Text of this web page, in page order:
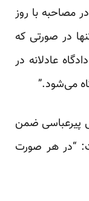
مصاحبه با روز
در صورتی که
عادلانه در
می‌شود.”
پیرعباسی ضمن
“در هر صورت